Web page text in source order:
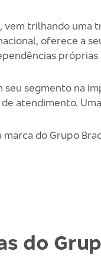
vem trilhando
oferece a
próprias
segmento na
atendimento.
do Grupo
do